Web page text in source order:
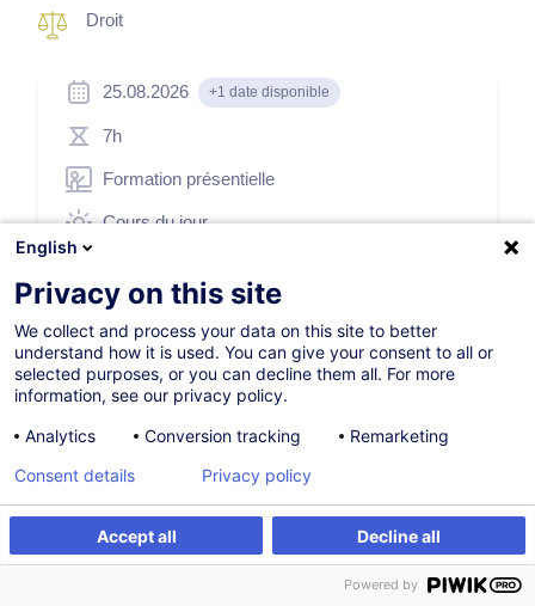
S'inscrire Formation sur mesure
Droit
25.08.2026 +1 date disponible
7h
Formation présentielle
Cours du jour
003864
260,00EUR(+3% TVA)
S'inscrire
Formation sur mesure
English
Privacy on this site
We collect and process your data on this site to better
understand how it is used. You can give your consent to all or
selected purposes, or you can decline them all. For more
information, see our privacy policy.
Analytics
Conversion tracking Remarketing
Accept all Decline all
Consent details Privacy policy
Powered by